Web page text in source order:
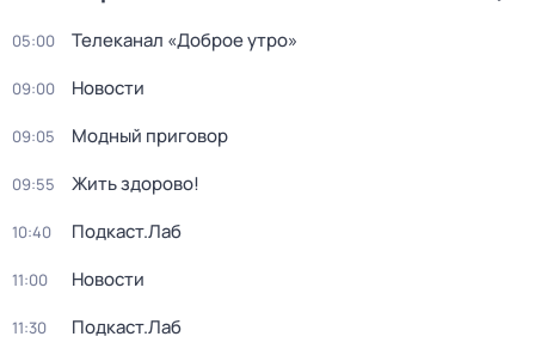
05:00 Телеканал «Доброе утро»
09:00 Новости
09:05 Модный приговор
09:55 Жить здорово!
10:40 Подкаст.Лаб
11:00 Новости
11:30 Подкаст.Лаб